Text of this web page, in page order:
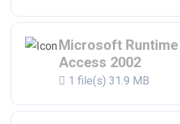
Microsoft Runtime
Access 2002
1 file(s) 31.9 MB